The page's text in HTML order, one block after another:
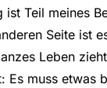
ist Teil meines
Seite ist
Leben
Es muss etwas